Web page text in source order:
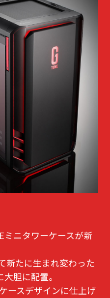
ミニタワーケースが新
新たに生まれ変わった
大胆に配置。
ースデザインに仕上げ